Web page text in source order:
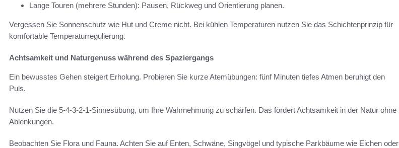
Lange Touren (mehrere Stunden): Pausen, Rückweg und Orientierung planen.
Vergessen Sie Sonnenschutz wie Hut und Creme nicht. Bei kühlen Temperaturen nutzen Sie das Schichtenprinzip für
komfortable Temperaturregulierung.
Achtsamkeit und Naturgenuss während des Spaziergangs
Ein bewusstes Gehen steigert Erholung. Probieren Sie kurze Atemübungen: fünf Minuten tiefes Atmen beruhigt den
Puls.
Nutzen Sie die 5-4-3-2-1-Sinnesübung, um Ihre Wahrnehmung zu schärfen. Das fördert Achtsamkeit in der Natur ohne
Ablenkungen.
Beobachten Sie Flora und Fauna. Achten Sie auf Enten, Schwäne, Singvögel und typische Parkbäume wie Eichen oder